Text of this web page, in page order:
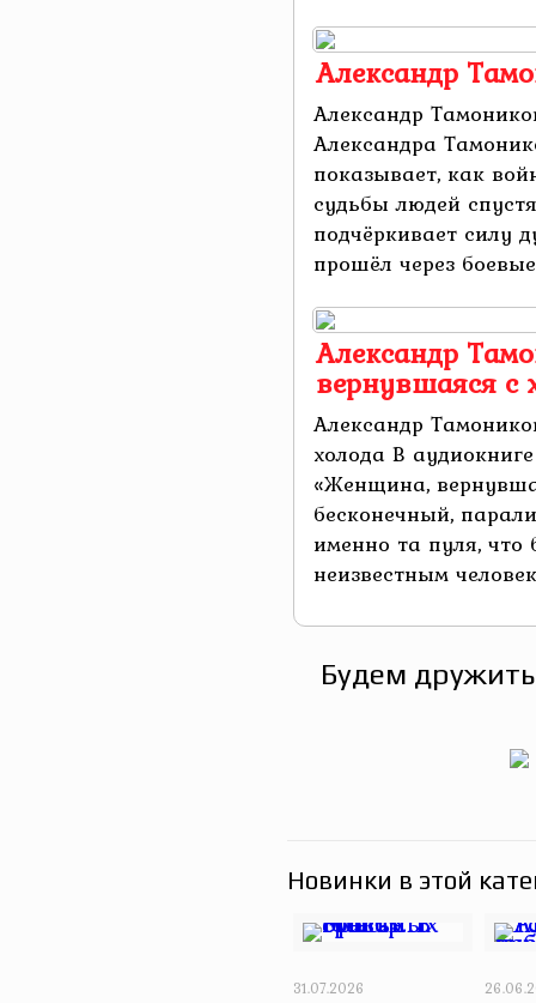
Александр
Александр
Александра
показывает, как
судьбы людей
подчёркивает силу
прошёл через боевые
Александр
вернувшаяся с
Александр
холода В
«Женщина,
бесконечный,
именно та пуля, что
неизвестным
Будем
Новинки в этой
31.07.2026